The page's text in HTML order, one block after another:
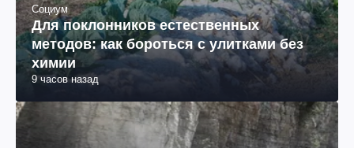
Социум
Для поклонников естественных
методов: как бороться с улитками без
химии
9 часов назад